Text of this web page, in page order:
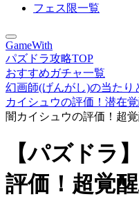
フェス限一覧
GameWith
パズドラ攻略TOP
おすすめガチャ一覧
幻画師(げんがし)の当たり
カイシュウの評価！潜在
闇カイシュウの評価！超
【パズドラ
評価！超覚